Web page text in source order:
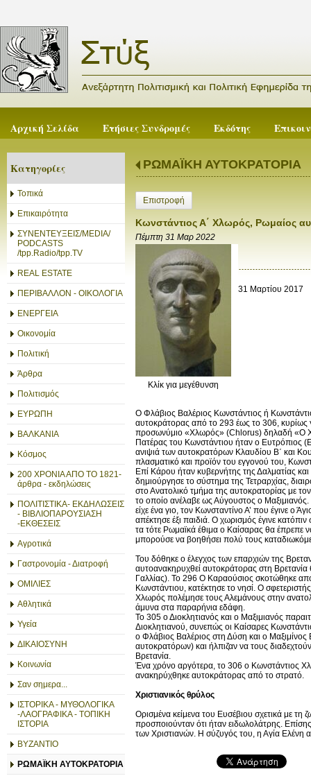
Αρχική Σελίδα Ετήσιες Συνδρομές Εκδότης
Κατηγορίες
Τοπικά
Επικαιρότητα
ΣΥΝΕΝΤΕΥΞΕΙΣ/MEDIA/
PODCASTS
/tpp.Radio/tpp.TV
REAL ESTATE
ΠΕΡΙΒΑΛΛΟΝ - ΟΙΚΟΛΟΓΙΑ
ΕΝΕΡΓΕΙΑ
Οικονομία
Πολιτική
Άρθρα
Πολιτισμός
ΕΥΡΩΠΗ
ΒΑΛΚΑΝΙΑ
Κόσμος
200 ΧΡΟΝΙΑ ΑΠΟ ΤΟ 1821-
άρθρα - εκδηλώσεις
ΠΟΛΙΤΙΣΤΙΚΑ- ΕΚΔΗΛΩΣΕΙΣ
- ΒΙΒΛΙΟΠΑΡΟΥΣΙΑΣΗ
-ΕΚΘΕΣΕΙΣ
Αγροτικά
Γαστρονομία - Διατροφή
ΟΜΙΛΙΕΣ
Αθλητικά
Υγεία
ΔΙΚΑΙΟΣΥΝΗ
Κοινωνία
Σαν σημερα...
ΙΣΤΟΡΙΚΑ - ΜΥΘΟΛΟΓΙΚΑ
-ΛΑΟΓΡΑΦΙΚΑ - ΤΟΠΙΚΗ
ΙΣΤΟΡΙΑ
ΒΥΖΑΝΤΙΟ
ΡΩΜΑΪΚΗ ΑΥΤΟΚΡΑΤΟΡΙΑ
ΡΩΜΑΪΚΗ ΑΥΤΟΚΡΑΤΟΡΙΑ
Επιστροφή
Κωνστάντιος Α΄ Χλωρός, Ρωμαίος
Πέμπτη 31 Μαρ 2022
Κλίκ για μεγέθυνση
31 Μαρτίου 2017
Ο Φλάβιος Βαλέριος Κωνστάντιος ή
αυτοκράτορας από το 293 έως το 306, κυρίως
προσωνύμιο «Χλωρός» (Chlorus) δηλαδή «Ο
Πατέρας του Κωνστάντιου ήταν ο Ευτρόπιος
ανιψιά των αυτοκρατόρων Κλαυδίου Β΄ και
πλασματικό και προϊόν του εγγονού του,
Επί Kάρου ήταν κυβερνήτης της Δαλματίας
δημιούργησε το σύστημα της Τετραρχίας,
στο Ανατολικό τμήμα της αυτοκρατορίας με
το οποίο ανέλαβε ως Αύγουστος ο Μαξιμιανός.
είχε ένα γιο, τον Κωνσταντίνο Α’ που έγινε ο
απέκτησε έξι παιδιά. Ο χωρισμός έγινε
τα τότε Ρωμαϊκά έθιμα ο Καίσαρας θα έπρεπε
μπορούσε να βοηθήσει πολύ τους
Του δόθηκε ο έλεγχος των επαρχιών της
αυτοανακηρυχθεί αυτοκράτορας στη
Γαλλίας). Το 296 Ο Καραούσιος σκοτώθηκε
Κωνστάντιου, κατέκτησε το νησί. Ο
Χλωρός πολέμησε τους Αλεμάνους στην
άμυνα στα παραρήνια εδάφη.
Το 305 ο Διοκλητιανός και ο Μαξιμιανός
Διοκλητιανού, συνεπώς οι Καίσαρες
ο Φλάβιος Βαλέριος στη Δύση και ο
αυτοκρατόρων) και ήλπιζαν να τους
Βρετανία.
Ένα χρόνο αργότερα, το 306 ο Κωνστάντιος
ανακηρύχθηκε αυτοκράτορας από το στρατό.
Χριστιανικός θρύλος
Ορισμένα κείμενα του Ευσέβιου σχετικά με
προσποιούνταν ότι ήταν ειδωλολάτρης.
των Χριστιανών. Η σύζυγός του, η Αγία Ελένη